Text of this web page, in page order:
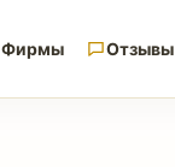
Фирмы Отзывы